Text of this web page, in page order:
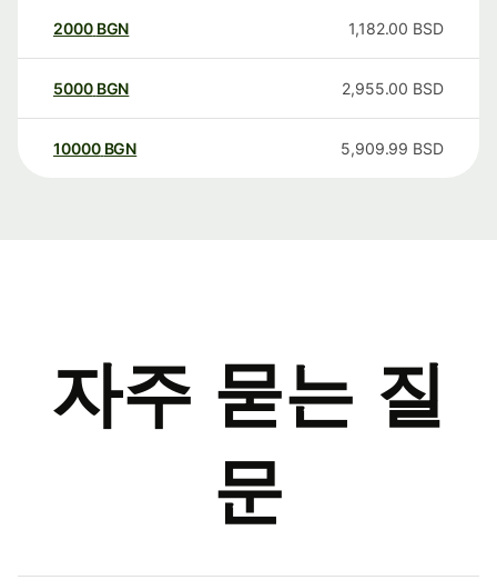
2000 BGN 1,182.00 BSD
5000 BGN 2,955.00 BSD
10000 BGN 5,909.99 BSD
자주 묻는 질
문